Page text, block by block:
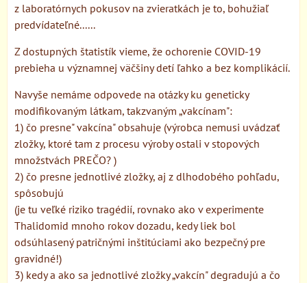
z laboratórnych pokusov na zvieratkách je to, bohužiaľ
predvídateľné......
Z dostupných štatistík vieme, že ochorenie COVID-19
prebieha u významnej väčšiny detí ľahko a bez komplikácií.
Navyše nemáme odpovede na otázky ku geneticky
modifikovaným látkam, takzvaným „vakcínam":
1) čo presne" vakcína" obsahuje (výrobca nemusi uvádzať
zložky, ktoré tam z procesu výroby ostali v stopových
množstvách PREČO? )
2) čo presne jednotlivé zložky, aj z dlhodobého pohľadu,
spôsobujú
(je tu veľké riziko tragédií, rovnako ako v experimente
Thalidomid mnoho rokov dozadu, kedy liek bol
odsúhlasený patričnými inštitúciami ako bezpečný pre
gravidné!)
3) kedy a ako sa jednotlivé zložky „vakcín" degradujú a čo